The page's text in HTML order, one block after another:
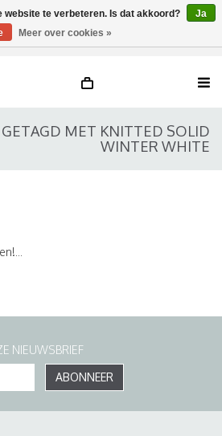
MET KNITTED SOLID
WINTER WHITE
NIEUWSBRIEF
ABONNEER
website te verbeteren. Is dat akkoord?
Ja
Meer over cookies »